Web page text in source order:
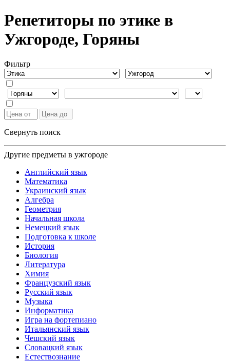
Репетиторы по этике в
Ужгороде, Горяны
Фильтр
Свернуть поиск
Другие предметы в ужгороде
Английский язык
Математика
Украинский язык
Алгебра
Геометрия
Начальная школа
Немецкий язык
Подготовка к школе
История
Биология
Литература
Химия
Французский язык
Русский язык
Музыка
Информатика
Игра на фортепиано
Итальянский язык
Чешский язык
Словацкий язык
Естествознание